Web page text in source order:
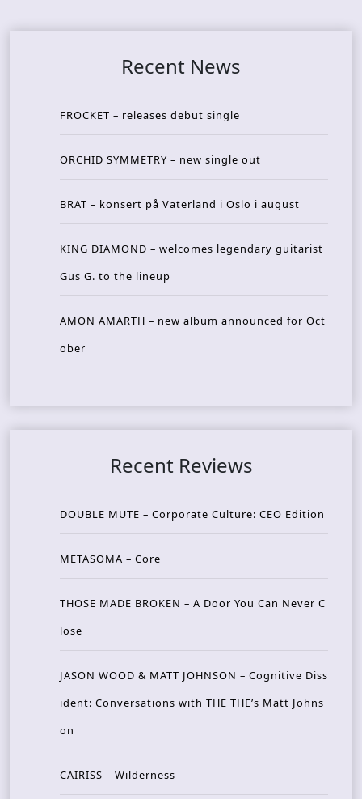
Recent News
FROCKET – releases debut single
ORCHID SYMMETRY – new single out
BRAT – konsert på Vaterland i Oslo i august
KING DIAMOND – welcomes legendary guitarist
Gus G. to the lineup
AMON AMARTH – new album announced for Oct
ober
Recent Reviews
DOUBLE MUTE – Corporate Culture: CEO Edition
METASOMA – Core
THOSE MADE BROKEN – A Door You Can Never C
lose
JASON WOOD & MATT JOHNSON – Cognitive Diss
ident: Conversations with THE THE’s Matt Johns
on
CAIRISS – Wilderness